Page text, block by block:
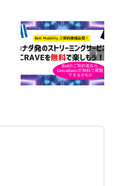
【Bell契約者は1
年間無料！】
Perplexity Pro
AIの利用ガイド